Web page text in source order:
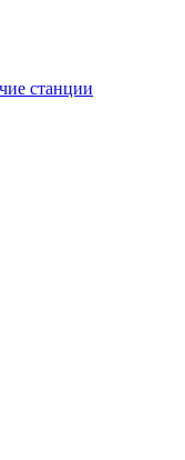
станции